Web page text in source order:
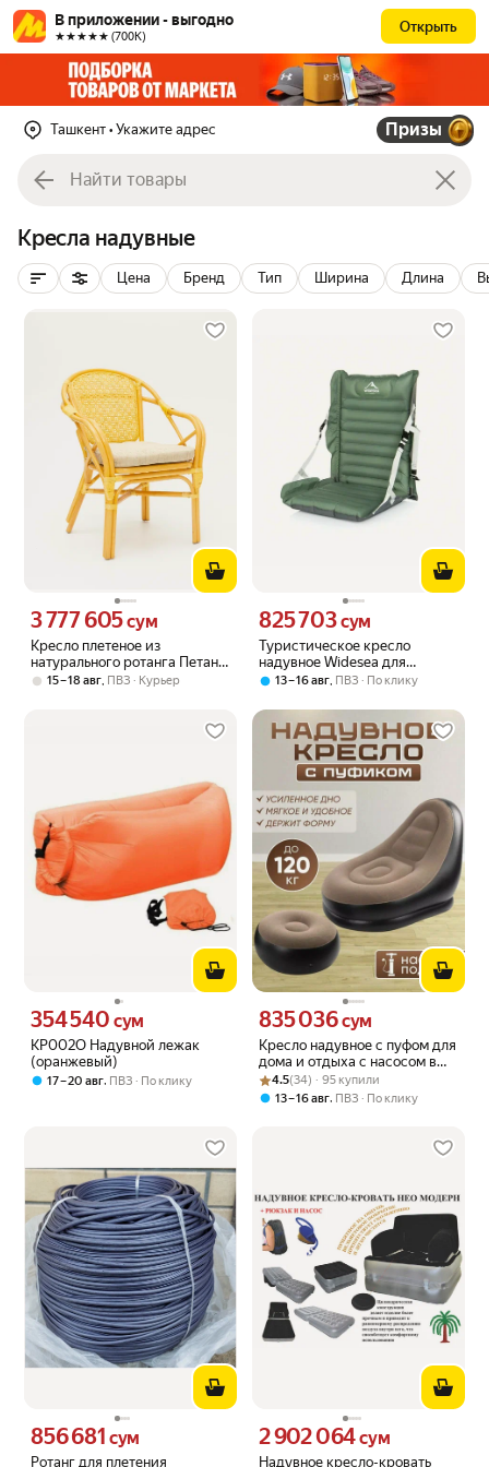
В приложении - выгодно
★★★★★ (700К)
Открыть
Ташкент • Укажите адрес Призы
Кресла надувные
Цена Бренд Тип Ширина Длина
Кресло плетеное из
натурального ротанга Петани
с подушкой, цвет мед
Цена 3777605 сум вместо
3 777 605сум
15 – 18 авг, ПВЗ Курьер
Туристическое кресло
надувное Widesea для
туризма и отдыха на
Цена 825703 сум вместо
825 703сум
13 – 16 авг, ПВЗ По клику
KP002O Надувной лежак
(оранжевый)
Цена 354540 сум вместо
354 540 сум
17 – 20 авг, ПВЗ По клику
Кресло надувное с пуфом для
дома и отдыха с насосом в
подарок
Цена 835036 сум вместо
835 036сум
Рейтинг товара: 4.5 из 5
Оценок: (34) · 95 купили
4.5(34) · 95 купили
13 – 16 авг, ПВЗ По клику
Ротанг для плетения
Цена 856681 сум вместо
856 681 сум
Надувное кресло-кровать
Цена 2902064 сум вместо
2 902 064сум